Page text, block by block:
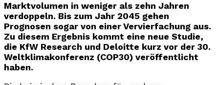
Marktvolumen in weniger als zehn Jahren
verdoppeln. Bis zum Jahr 2045 gehen
Prognosen sogar von einer Vervierfachung aus.
Zu diesem Ergebnis kommt eine neue Studie,
die KfW Research und Deloitte kurz vor der 30.
Weltklimakonferenz (COP30) veröffentlicht
haben.